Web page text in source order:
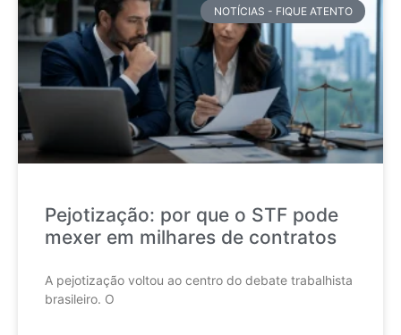
NOTÍCIAS - FIQUE ATENTO
Pejotização: por que o STF pode
mexer em milhares de contratos
A pejotização voltou ao centro do debate trabalhista
brasileiro. O